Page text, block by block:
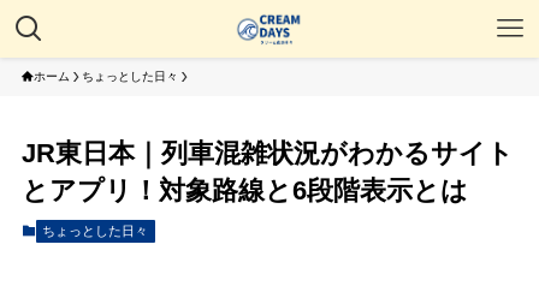
ホーム ちょっとした日々
JR東日本｜列車混雑状況がわかるサイト
とアプリ！対象路線と6段階表示とは
ちょっとした日々